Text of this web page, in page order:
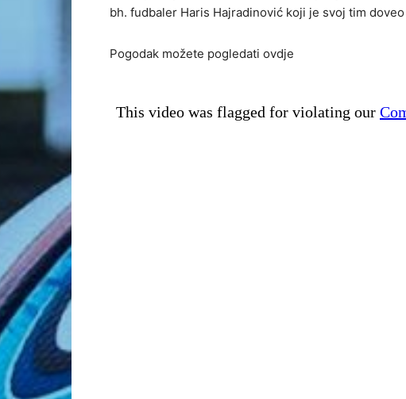
bh. fudbaler Haris Hajradinović koji je svoj tim
Pogodak možete pogledati ovdje